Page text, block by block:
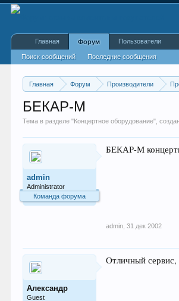
Главная Форум Производители
БЕКАР-М
Тема в разделе "Концертное оборудование",
admin
Administrator
Команда форума
БЕКАР-М
admin 31 дек 2002
Александр
Guest
Отличный сервис,
Главная Форум
Поиск сообщений Последние сообщения
Пользователи